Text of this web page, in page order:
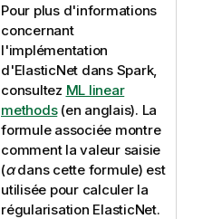
Pour plus d'informations
concernant
l'implémentation
d'ElasticNet dans Spark,
consultez ML linear
methods(en anglais). La
formule associée montre
comment la valeur saisie
(αdans cette formule) est
utilisée pour calculer la
régularisation ElasticNet.